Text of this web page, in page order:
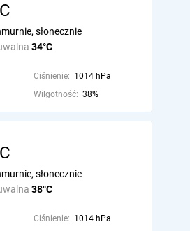
34°C
słonecznie
Ciśnienie: 1014 hPa
Wilgotność: 38%
38°C
słonecznie
Ciśnienie: 1014 hPa